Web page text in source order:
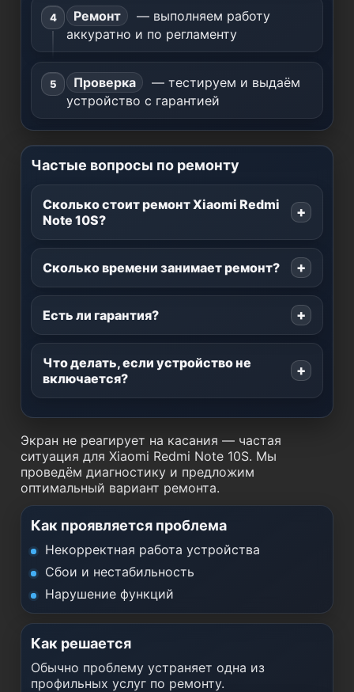
Ремонт
— выполняем работу
аккуратно и по регламенту
Проверка
— тестируем и выдаём
устройство с гарантией
Частые вопросы по ремонту
Сколько стоит ремонт Xiaomi Redmi
Note 10S?
Сколько времени занимает ремонт?
Есть ли гарантия?
Что делать, если устройство не
включается?
Экран не реагирует на касания — частая
ситуация для Xiaomi Redmi Note 10S. Мы
проведём диагностику и предложим
оптимальный вариант ремонта.
Как проявляется проблема
Некорректная работа устройства
Сбои и нестабильность
Нарушение функций
Как решается
Обычно проблему устраняет одна из
профильных услуг по ремонту.